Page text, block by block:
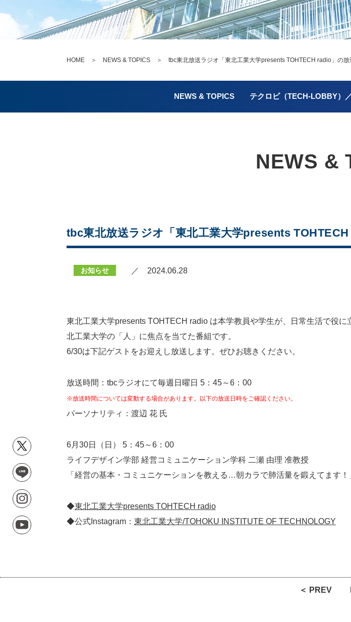
HOME ＞ NEWS & TOPICS ＞ tbc東北放送ラジオ「東北工業大学presents TOHTECH radio」の放
NEWS & TOPICS テクロビ（TECH-LOBBY）
NEWS &
tbc東北放送ラジオ「東北工業大学presents
お知らせ ／ 2024.06.28
東北工業大学presents TOHTECH radio は本学教員や学生が、日常生活で役
北工業大学の「人」に焦点を当てた番組です。
6/30は下記ゲストをお迎えし放送します。ぜひお聴きください。
放送時間：tbcラジオにて毎週日曜日 5：45～6：00
※放送時間については変動する場合があります。以下の放送日時をご確認ください。
パーソナリティ：渡辺 花 氏
6月30日（日） 5：45～6：00
ライフデザイン学部 経営コミュニケーション学科 二瀬 由理 准教授
「経営の基本・コミュニケーションを教える…朝カラで肺活量を鍛えてます！
◆東北工業大学presents TOHTECH radio
◆公式Instagram： 東北工業大学/TOHOKU INSTITUTE OF TECHNOLOGY
＜ PREV